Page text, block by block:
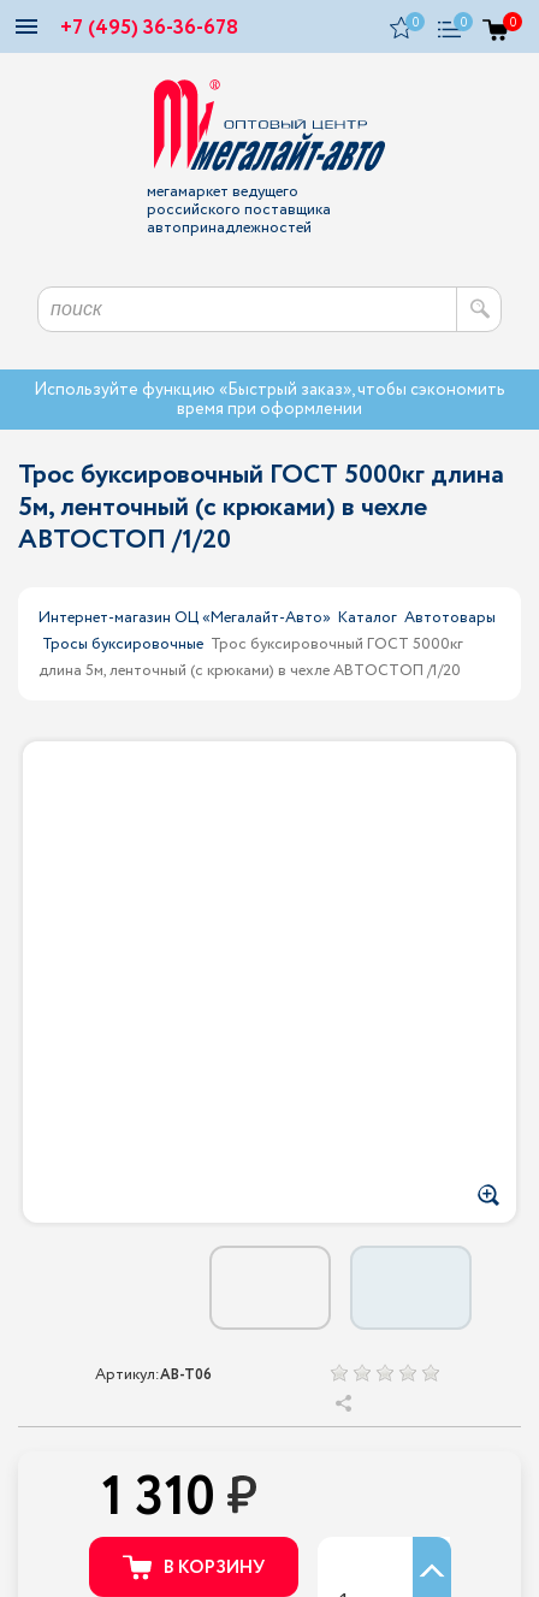
+7 (495) 36-36-678 0 0 0
мегамаркет ведущего
российского поставщика
автопринадлежностей
Используйте функцию «Быстрый заказ», чтобы сэкономить
время при оформлении
Трос буксировочный ГОСТ 5000кг длина
5м, ленточный (с крюками) в чехле
АВТОСТОП /1/20
Интернет-магазин ОЦ «Мегалайт-Авто» Каталог Автотовары
Тросы буксировочные Трос буксировочный ГОСТ 5000кг
длина 5м, ленточный (с крюками) в чехле АВТОСТОП /1/20
Артикул:AB-T06
1 310
В КОРЗИНУ